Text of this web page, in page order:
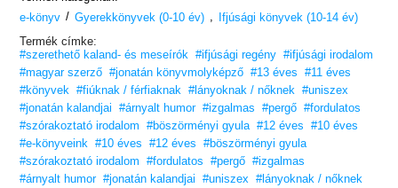
e-könyv / Gyerekkönyvek (0-10 év)
Ifjúsági könyvek (10-14 év)
Termék címke:
#szerethető kaland- és meseírók
#ifjúsági regény #ifjúsági irodalom
#magyar szerző #jonatán könyvmolyképző #13 éves
#11 éves
#könyvek
#fiúknak / férfiaknak #lányoknak / nőknek
#uniszex
#jonatán kalandjai
#árnyalt humor #izgalmas #pergő #fordulatos
#szórakoztató irodalom
#böszörményi gyula #12 éves
#10 éves
#e-könyveink
#10 éves #12 éves
#böszörményi gyula
#szórakoztató irodalom
#fordulatos #pergő #izgalmas
#árnyalt humor #jonatán kalandjai #uniszex
#lányoknak / nőknek